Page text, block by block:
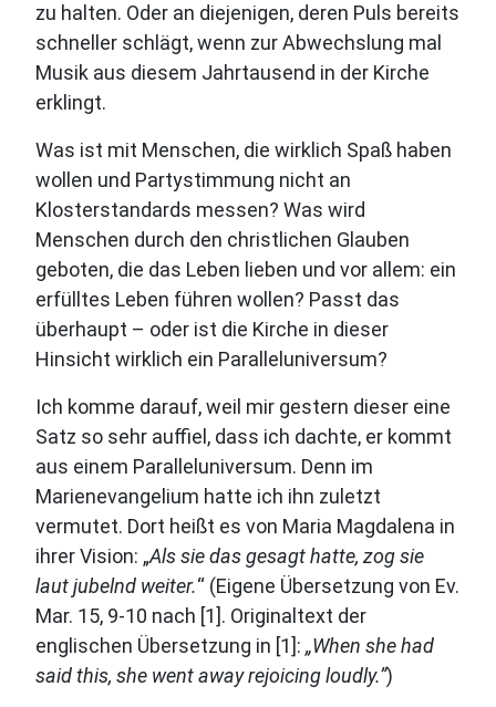
zu halten. Oder an diejenigen, deren Puls bereits
schneller schlägt, wenn zur Abwechslung mal
Musik aus diesem Jahrtausend in der Kirche
erklingt.
Was ist mit Menschen, die wirklich Spaß haben
wollen und Partystimmung nicht an
Klosterstandards messen? Was wird
Menschen durch den christlichen Glauben
geboten, die das Leben lieben und vor allem: ein
erfülltes Leben führen wollen? Passt das
überhaupt – oder ist die Kirche in dieser
Hinsicht wirklich ein Paralleluniversum?
Ich komme darauf, weil mir gestern dieser eine
Satz so sehr auffiel, dass ich dachte, er kommt
aus einem Paralleluniversum. Denn im
Marienevangelium hatte ich ihn zuletzt
vermutet. Dort heißt es von Maria Magdalena in
ihrer Vision: „Als sie das gesagt hatte, zog sie
laut jubelnd weiter.“ (Eigene Übersetzung von Ev.
Mar. 15, 9-10 nach [1]. Originaltext der
englischen Übersetzung in [1]: „When she had
said this, she went away rejoicing loudly.”)